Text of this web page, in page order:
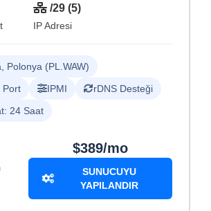
/29 (5)
IP Adresi
Polonya (PL.WAW)
Port
IPMI
rDNS Desteği
24 Saat
$389/mo
SUNUCUYU
YAPILANDIR